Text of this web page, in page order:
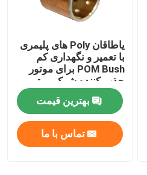
یاطاقان Poly های پلیمری
با تعمیر و نگهداری کم
POM Bush برای موتور
جذب کننده شوک موتور
بهترین قیمت
تماس با ما